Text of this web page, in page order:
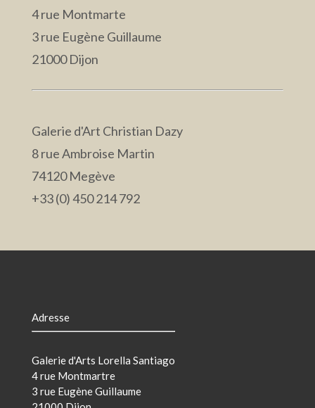
4 rue Montmarte
3 rue Eugène Guillaume
21000 Dijon
Galerie d'Art Christian Dazy
8 rue Ambroise Martin
74120 Megève
+33 (0) 450 214 792
Adresse
Galerie d'Arts Lorella Santiago
4 rue Montmartre
3 rue Eugène Guillaume